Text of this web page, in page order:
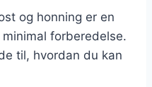
og honning er en
forberedelse.
til, hvordan du kan